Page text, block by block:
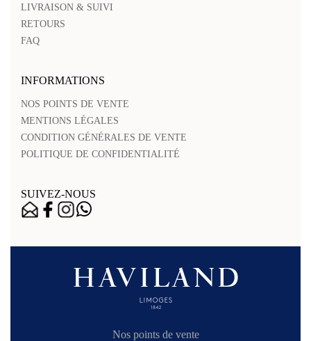
LIVRAISON & SUIVI
RETOURS
FAQ
INFORMATIONS
NOS POINTS DE VENTE
MENTIONS LÉGALES
CONDITION GÉNÉRALES DE VENTE
POLITIQUE DE CONFIDENTIALITÉ
SUIVEZ-NOUS
Nos points de vente